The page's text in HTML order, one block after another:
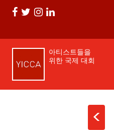
아티스트들을
위한 국제 대회
<